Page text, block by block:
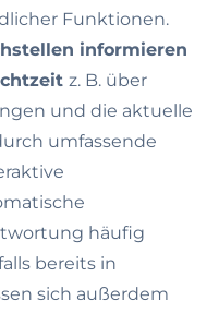
Funktionen.
informieren
z. B. über
und die aktuelle
umfassende
häufig
bereits in
sich außerdem